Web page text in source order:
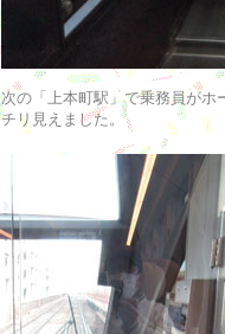
次の「上本町駅」で乗務員がホ
チリ見えました。